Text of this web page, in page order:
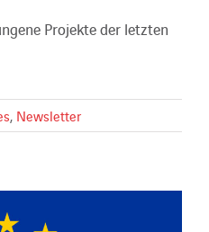
Projekte der letzten
, Newsletter